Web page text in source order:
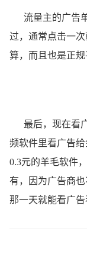
流量主的广告单
过，通常点击一
算，而且也是正规
最后，现在看广
频软件里看广告
0.3元的羊毛软件
有，因为广告商也
那一天就能看广告